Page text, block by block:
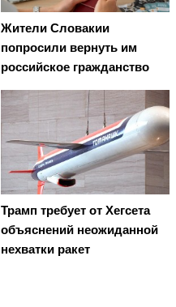
Жители Словакии
попросили вернуть им
российское гражданство
Трамп требует от Хегсета
объяснений неожиданной
нехватки ракет